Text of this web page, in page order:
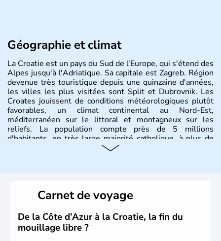
Géographie et climat
La Croatie est un pays du Sud de l'Europe, qui s'étend des
Alpes jusqu'à l'Adriatique. Sa capitale est Zagreb. Région
devenue très touristique depuis une quinzaine d'années,
les villes les plus visitées sont Split et Dubrovnik. Les
Croates jouissent de conditions météorologiques plutôt
favorables, un climat continental au Nord-Est,
méditerranéen sur le littoral et montagneux sur les
reliefs. La population compte près de 5 millions
d'habitants, en très large majorité catholique, à plus de
Alpes jusqu’à l’Adriatique. Sa capitale est
devenue très touristique depuis une quinzaine d’années,
les villes les plus visitées s’appellentSplitet Dubrovnik
Plus de neuf millions de personnes transitent chaque
année par le pays.
Carnet de voyage
De la Côte d’Azur à la Croatie, la fin du
mouillage libre ?